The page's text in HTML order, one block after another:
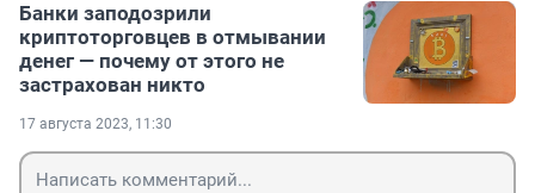
Банки заподозрили
криптоторговцев в отмывании
денег — почему от этого не
застрахован никто
17 августа 2023, 11:30